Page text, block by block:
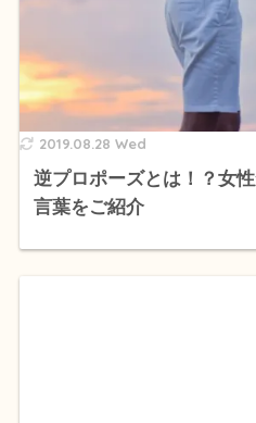
2019.08.28 Wed
逆プロポーズとは！？女
言葉をご紹介